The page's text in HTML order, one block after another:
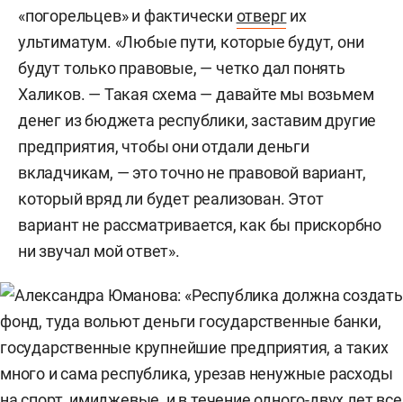
«погорельцев» и фактически отвергих
ультиматум. «Любые пути, которые будут, они
будут только правовые, — четко дал понять
Халиков. — Такая схема — давайте мы возьмем
денег из бюджета республики, заставим другие
предприятия, чтобы они отдали деньги
вкладчикам, — это точно не правовой вариант,
который вряд ли будет реализован. Этот
вариант не рассматривается, как бы прискорбно
ни звучал мой ответ».